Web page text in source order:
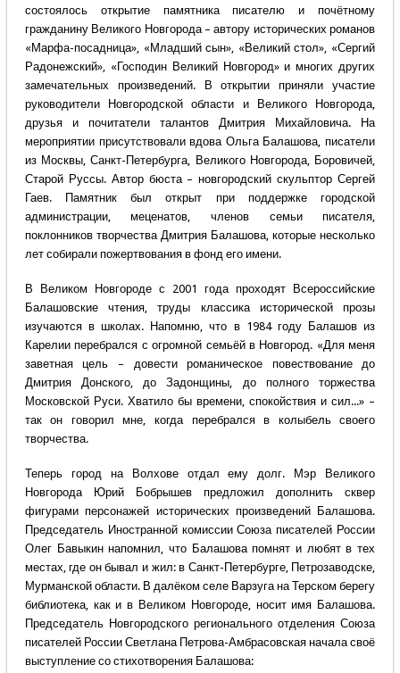
состоялось открытие памятника писателю и почётному
гражданину Великого Новгорода – автору исторических романов
«Марфа-посадница», «Младший сын», «Великий стол», «Сергий
Радонежский», «Господин Великий Новгород» и многих других
замечательных произведений. В открытии приняли участие
руководители Новгородской области и Великого Новгорода,
друзья и почитатели талантов Дмитрия Михайловича. На
мероприятии присутствовали вдова Ольга Балашова, писатели
из Москвы, Санкт-Петербурга, Великого Новгорода, Боровичей,
Старой Руссы. Автор бюста – новгородский скульптор Сергей
Гаев. Памятник был открыт при поддержке городской
администрации, меценатов, членов семьи писателя,
поклонников творчества Дмитрия Балашова, которые несколько
лет собирали пожертвования в фонд его имени.
В Великом Новгороде с 2001 года проходят Всероссийские
Балашовские чтения, труды классика исторической прозы
изучаются в школах. Напомню, что в 1984 году Балашов из
Карелии перебрался с огромной семьёй в Новгород. «Для меня
заветная цель – довести романическое повествование до
Дмитрия Донского, до Задонщины, до полного торжества
Московской Руси. Хватило бы времени, спокойствия и сил...» –
так он говорил мне, когда перебрался в колыбель своего
творчества.
Теперь город на Волхове отдал ему долг. Мэр Великого
Новгорода Юрий Бобрышев предложил дополнить сквер
фигурами персонажей исторических произведений Балашова.
Председатель Иностранной комиссии Союза писателей России
Олег Бавыкин напомнил, что Балашова помнят и любят в тех
местах, где он бывал и жил: в Санкт-Петербурге, Петрозаводске,
Мурманской области. В далёком селе Варзуга на Терском берегу
библиотека, как и в Великом Новгороде, носит имя Балашова.
Председатель Новгородского регионального отделения Союза
писателей России Светлана Петрова-Амбрасовская начала своё
выступление со стихотворения Балашова: